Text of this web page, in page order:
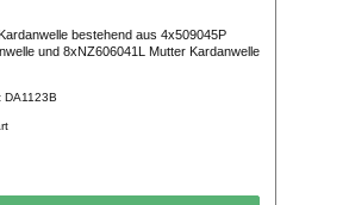
bestehend aus 4x509045P
und 8xNZ606041L Mutter Kardanwelle
DA1123B